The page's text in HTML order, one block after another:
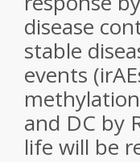
disease
stable
events
and DC by
life will be